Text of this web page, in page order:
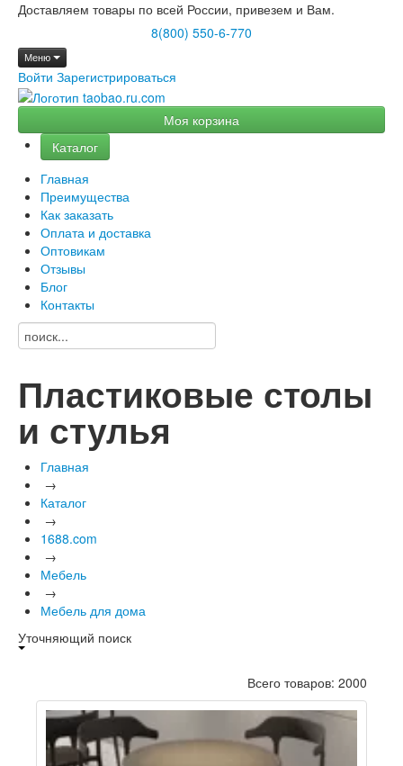
Доставляем товары по всей России, привезем и Вам.
8(800) 550-6-770
Меню
Войти Зарегистрироваться
Моя корзина
Каталог
Главная
Преимущества
Как заказать
Оплата и доставка
Оптовикам
Отзывы
Блог
Контакты
Пластиковые столы
и стулья
Главная
→
Каталог
→
1688.com
→
Мебель
→
Мебель для дома
Уточняющий поиск
Всего товаров: 2000